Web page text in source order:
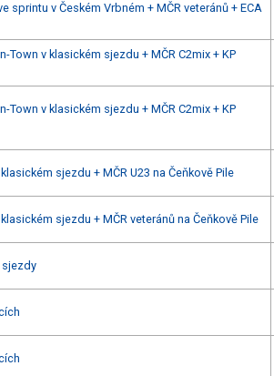
sprintu v Českém Vrbném + MČR veteránů + ECA
Town v klasickém sjezdu + MČR C2mix + KP
Town v klasickém sjezdu + MČR C2mix + KP
sjezdu + MČR U23 na Čeňkově Pile
sjezdu + MČR veteránů na Čeňkově Pile